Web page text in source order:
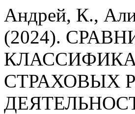
Андрей, К.,
(2024).
СТРАХОВЫХ